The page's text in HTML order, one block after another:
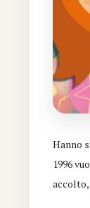
Hanno
1996
accolto,